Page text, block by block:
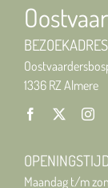
1336 RZ Almere
Maandag t/m